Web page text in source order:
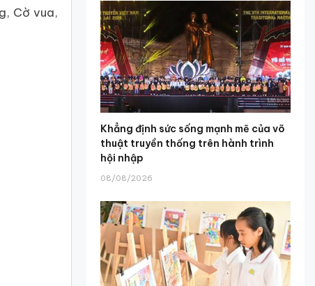
Cờ vua,
Khẳng định sức sống mạnh mẽ của võ
thuật truyền thống trên hành trình
hội nhập
08/08/2026